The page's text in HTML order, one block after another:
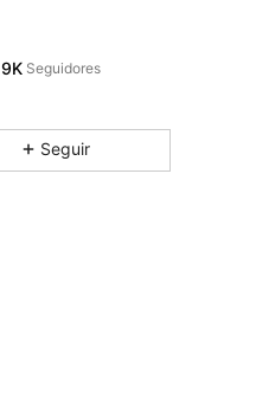
Seguir